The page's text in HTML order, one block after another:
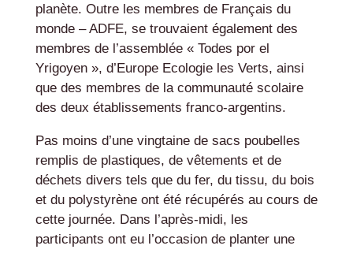
planète. Outre les membres de Français du
monde – ADFE, se trouvaient également des
membres de l’assemblée « Todes por el
Yrigoyen », d’Europe Ecologie les Verts, ainsi
que des membres de la communauté scolaire
des deux établissements franco-argentins.
Pas moins d’une vingtaine de sacs poubelles
remplis de plastiques, de vêtements et de
déchets divers tels que du fer, du tissu, du bois
et du polystyrène ont été récupérés au cours de
cette journée. Dans l’après-midi, les
participants ont eu l’occasion de planter une